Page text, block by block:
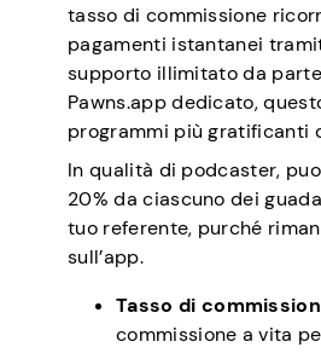
tasso di commissione
pagamenti istantanei
supporto illimitato da
Pawns.app dedicato,
programmi più gratificanti
In qualità di podcaster,
20% da ciascuno dei
tuo referente, purché
sull’app.
Tasso di
commissione a vita